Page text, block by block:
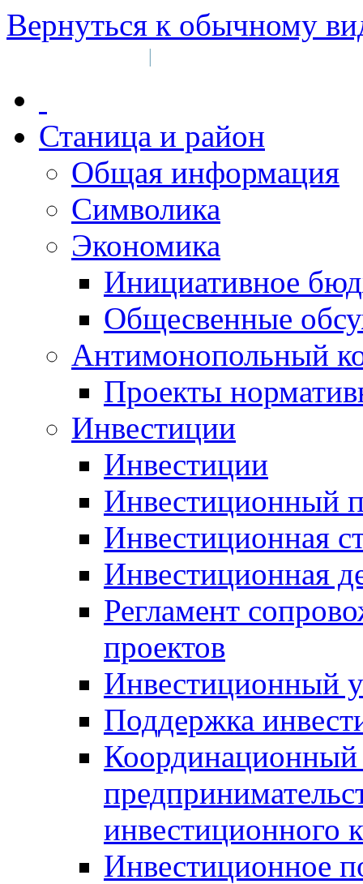
Вернуться к обычному
|
Станица и район
Общая информация
Символика
Экономика
Инициативное
Общесвенные
Антимонопольный
Проекты
Инвестиции
Инвестиции
Инвестиционный
Инвестиционная
Инвестиционная
Регламент
проектов
Инвестиционный
Поддержка
Координационный
инвестиционного
Инвестиционное